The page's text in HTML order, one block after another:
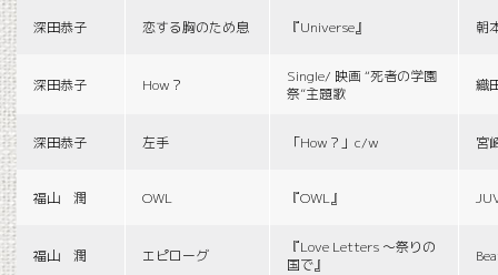
深田恭子 恋する胸のため息 『Universe』 朝
深田恭子 How？
Single/ 映画 “死者の学園
祭”主題歌
織
深田恭子 左手 「How？」c/w 宮
福山 潤 OWL 『OWL』
福山 潤 エピローグ
『Love Letters 〜祭りの
国で』